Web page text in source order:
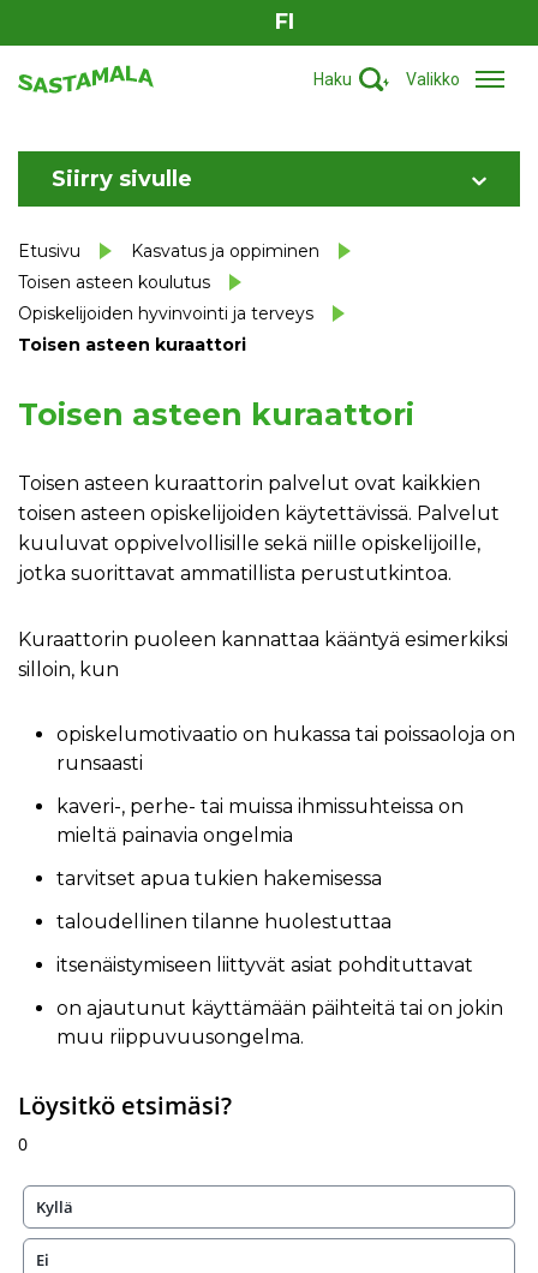
FI
Haku Valikko
Etusivu
Kasvatus ja oppiminen
Toisen asteen koulutus
Opiskelijoiden hyvinvointi ja terveys
Toisen asteen kuraattori
Siirry sivulle
Toisen asteen kuraattori
Toisen asteen kuraattorin palvelut ovat kaikkien
toisen asteen opiskelijoiden käytettävissä. Palvelut
kuuluvat oppivelvollisille sekä niille opiskelijoille,
jotka suorittavat ammatillista perustutkintoa.
Kuraattorin puoleen kannattaa kääntyä esimerkiksi
silloin, kun
opiskelumotivaatio on hukassa tai poissaoloja on
runsaasti
kaveri-, perhe- tai muissa ihmissuhteissa on
mieltä painavia ongelmia
tarvitset apua tukien hakemisessa
taloudellinen tilanne huolestuttaa
itsenäistymiseen liittyvät asiat pohdituttavat
on ajautunut käyttämään päihteitä tai on jokin
muu riippuvuusongelma.
Löysitkö etsimäsi?
0
Kyllä
Ei